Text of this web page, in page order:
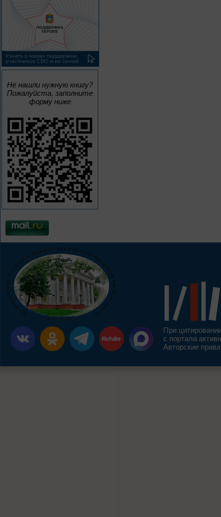
Не нашли нужную книгу?
Пожалуйста, заполните
форму ниже
При
с портала
Авторские